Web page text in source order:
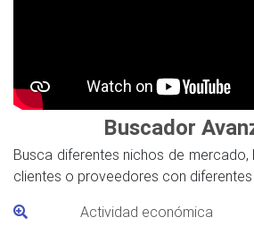
Buscador
Busca diferentes nichos de
clientes o proveedores con diferentes
Actividad económica